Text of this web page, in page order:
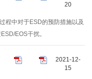
20
程中对于ESD的预防措施以及
EOS干扰。
2021-12-
15